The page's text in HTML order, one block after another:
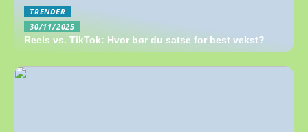
TRENDER
30/11/2025
Reels vs. TikTok: Hvor bør du satse for best vekst?